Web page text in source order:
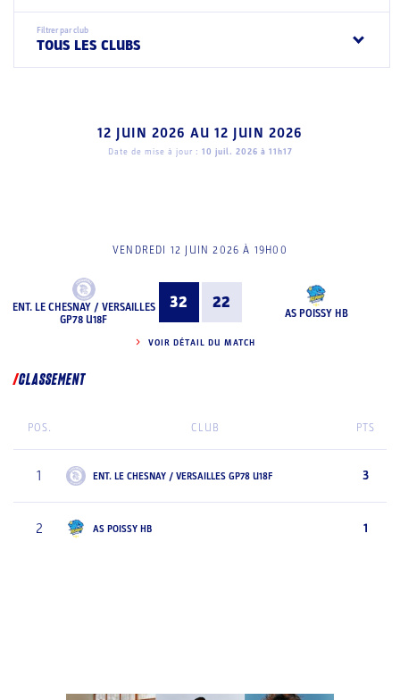
Filtrer par club
TOUS LES CLUBS
12 JUIN 2026 AU 12 JUIN 2026
Date de mise à jour : 10 juil. 2026 à 11h17
VENDREDI 12 JUIN 2026 À 19H00
ENT. LE CHESNAY / VERSAILLES
GP78 U18F
32 22
AS POISSY HB
VOIR DÉTAIL DU MATCH
CLASSEMENT
POS. CLUB PTS
1 ENT. LE CHESNAY / VERSAILLES GP78 U18F 3
2 AS POISSY HB 1